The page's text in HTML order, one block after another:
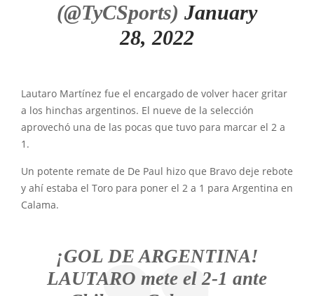
(@TyCSports) January
28, 2022
Lautaro Martínez fue el encargado de volver hacer gritar
a los hinchas argentinos. El nueve de la selección
aprovechó una de las pocas que tuvo para marcar el 2 a
1.
Un potente remate de De Paul hizo que Bravo deje rebote
y ahí estaba el Toro para poner el 2 a 1 para Argentina en
Calama.
¡GOL DE ARGENTINA!
LAUTARO mete el 2-1 ante